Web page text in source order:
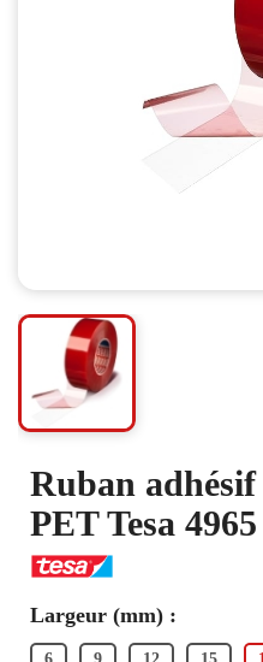
Ruban
PET Tesa 4965
Largeur (mm) :